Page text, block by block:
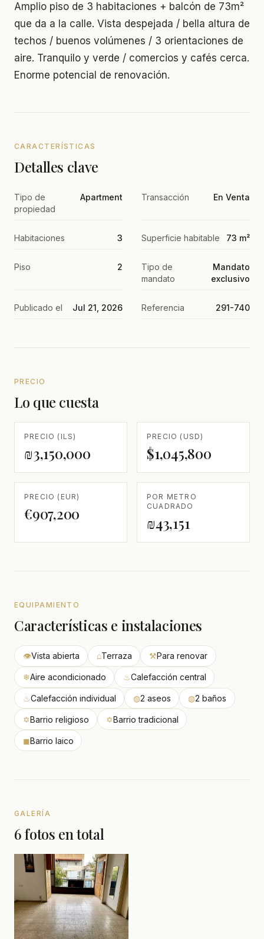
Amplio piso de 3 habitaciones + balcón de 73m²
que da a la calle. Vista despejada / bella altura de
techos / buenos volúmenes / 3 orientaciones de
aire. Tranquilo y verde / comercios y cafés cerca.
Enorme potencial de renovación.
CARACTERÍSTICAS
Detalles clave
Tipo de
propiedad
Apartment Transacción En Venta
Habitaciones 3 Superficie habitable 73 m²
Piso 2
Tipo de
mandato
Mandato
exclusivo
Publicado el Jul 21, 2026 Referencia 291-740
PRECIO
Lo que cuesta
PRECIO (ILS)
₪3,150,000
PRECIO (USD)
$1,045,800
PRECIO (EUR)
€907,200
POR METRO
CUADRADO
₪43,151
EQUIPAMIENTO
Características e instalaciones
👁Vista abierta ⌂Terraza ⚒Para renovar
❄Aire acondicionado ♨Calefacción central
♨Calefacción individual ◍2 aseos ◍2 baños
✡Barrio religioso ✡Barrio tradicional
◼Barrio laico
GALERÍA
6 fotos en total